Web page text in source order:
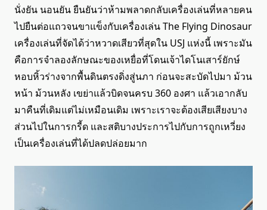
นั่งยัน นอนยัน ยืนยันว่าห้ามพลาดกลับเครื่องเล่นที่หลายคน
ไปยืนต่อแถวจนขาแข็งกับเครื่องเล่น The Flying Dinosaur
เครื่องเล่นที่จัดได้ว่าหวาดเสียวที่สุดใน USJ แห่งนี้ เพราะมัน
คือการจำลองลักษณะของเหยื่อที่โดนเจ้าไดโนเสาร์ยักษ์
หอบหิ้วร่างจากพื้นดินตรงดิ่งสู่นภา ก่อนจะสะบัดไปมา ม้วน
หน้า ม้วนหลัง เขย่าแล้วบิดจนครบ 360 องศา แล้วเอากลับ
มาคืนที่เดิมแต่ไม่เหมือนเดิม เพราะเราจะต้องเสียเสียงบาง
ส่วนไปในการกรี้ด และสติบางประการไปกับการถูกเหวี่ยง
เป็นเครื่องเล่นที่ได้ปลดปล่อยมาก